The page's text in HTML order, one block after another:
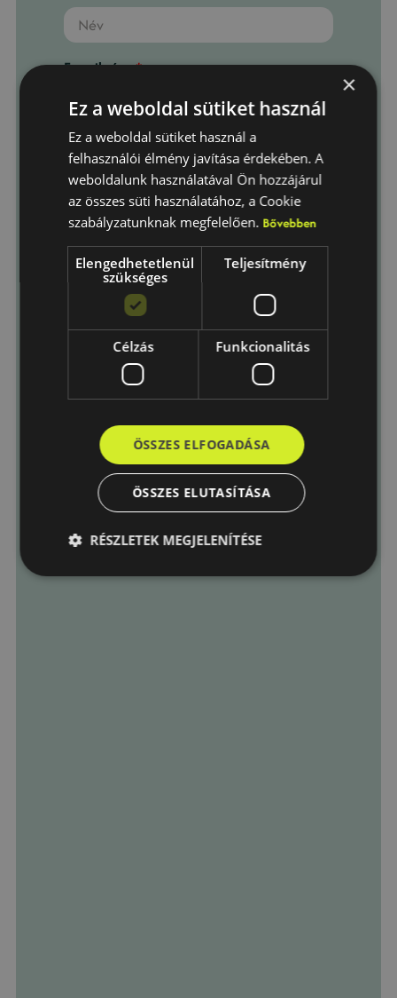
E-mail cím
Telefonszám
Telepítési város
tájékoztató-ban foglaltakat.
Küldés
×
Ez a weboldal sütiket használ
Ez a weboldal sütiket használ a
felhasználói élmény javítása érdekében. A
weboldalunk használatával Ön hozzájárul
az összes süti használatához, a Cookie
szabályzatunknak megfelelően. Bővebben
Elengedhetetlenül
szükséges
Teljesítmény
Célzás Funkcionalitás
ÖSSZES ELFOGADÁSA
ÖSSZES ELUTASÍTÁSA
RÉSZLETEK MEGJELENÍTÉSE